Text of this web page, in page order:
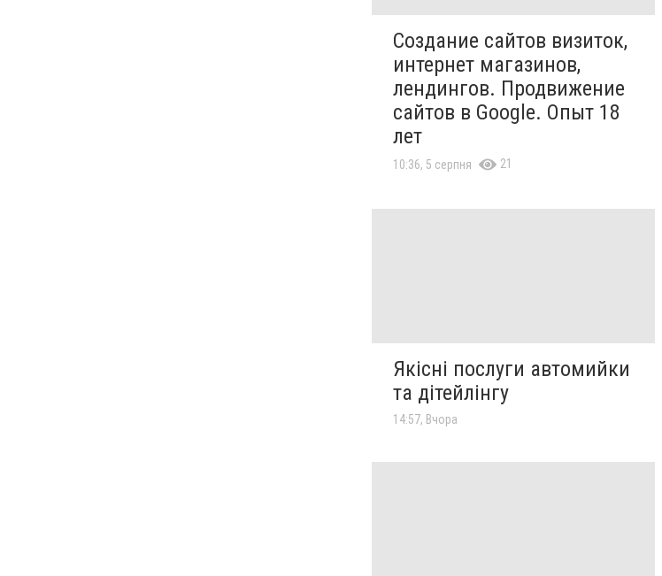
Создание сайтов визиток,
интернет магазинов,
лендингов. Продвижение
сайтов в Google. Опыт 18
лет
10:36, 5 серпня 21
Якісні послуги автомийки
та дітейлінгу
14:57, Вчора